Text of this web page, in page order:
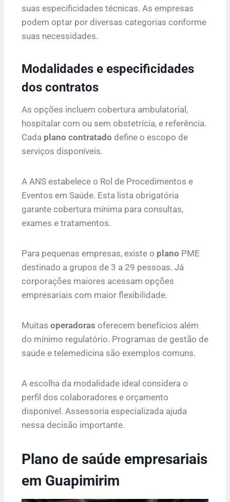
suas especificidades técnicas. As empresas
podem optar por diversas categorias conforme
suas necessidades.
Modalidades e especificidades
dos contratos
As opções incluem cobertura ambulatorial,
hospitalar com ou sem obstetrícia, e referência.
Cada plano contratado define o escopo de
serviços disponíveis.
A ANS estabelece o Rol de Procedimentos e
Eventos em Saúde. Esta lista obrigatória
garante cobertura mínima para consultas,
exames e tratamentos.
Para pequenas empresas, existe o plano PME
destinado a grupos de 3 a 29 pessoas. Já
corporações maiores acessam opções
empresariais com maior flexibilidade.
Muitas operadoras oferecem benefícios além
do mínimo regulatório. Programas de gestão de
saúde e telemedicina são exemplos comuns.
A escolha da modalidade ideal considera o
perfil dos colaboradores e orçamento
disponível. Assessoria especializada ajuda
nessa decisão importante.
Plano de saúde empresariais
em Guapimirim